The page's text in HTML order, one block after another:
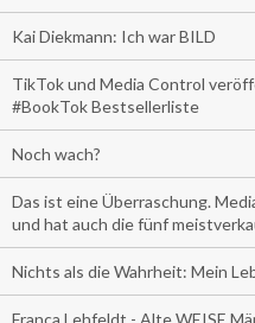
Kai Diekmann: Ich war BILD
TikTok und Media Control
#BookTok Bestsellerliste
Noch wach?
Das ist eine Überraschung.
und hat auch die fünf
Nichts als die Wahrheit: Mein
Franca Lehfeldt - Alte WEISE